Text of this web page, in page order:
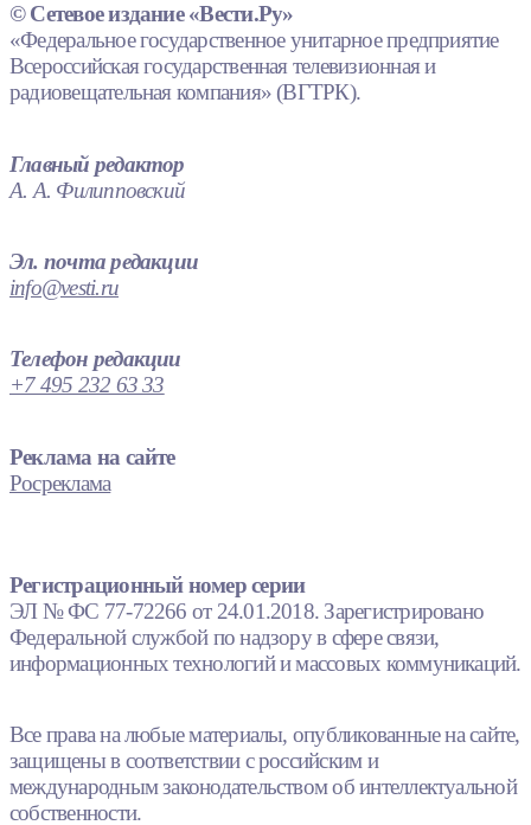
© Сетевое издание «Вести.Ру»
«Федеральное государственное унитарное предприятие
Всероссийская государственная телевизионная и
радиовещательная компания» (ВГТРК).
Главный редактор
А. А. Филипповский
Эл. почта редакции
info@vesti.ru
Телефон редакции
+7 495 232 63 33
Реклама на сайте
Росреклама
Регистрационный номер серии
ЭЛ № ФС 77-72266 от 24.01.2018. Зарегистрировано
Федеральной службой по надзору в сфере связи,
информационных технологий и массовых коммуникаций.
Все права на любые материалы, опубликованные на сайте,
защищены в соответствии с российским и
международным законодательством об интеллектуальной
собственности.